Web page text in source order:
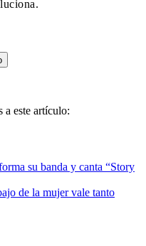
a este artículo:
su banda y canta “Story
de la mujer vale tanto